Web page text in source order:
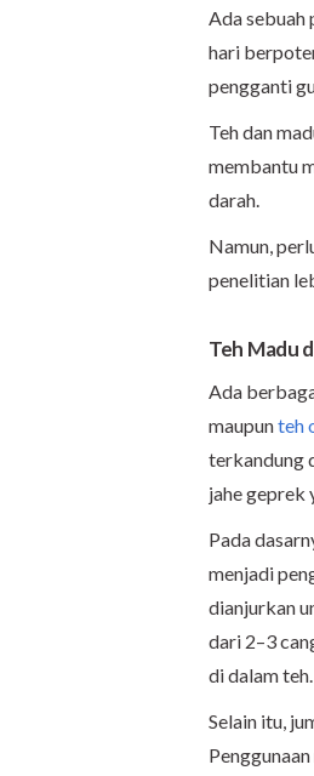
Ada sebuah
hari
pengganti
Teh dan
membantu
darah.
Namun,
penelitian
Teh Madu
Ada
maupunteh
terkandung
jahe geprek
Pada
menjadi
dianjurkan
dari 2–3
di dalam teh.
Selain itu,